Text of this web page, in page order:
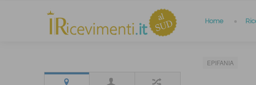
Home
EPIFANIA